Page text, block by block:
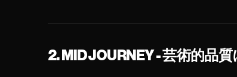
2. MIDJOURNEY - 芸術的品質